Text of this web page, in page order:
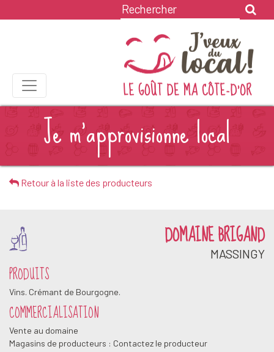
Je m'approvisionne local
Retour à la liste des producteurs
DOMAINE BRIGAND
MASSINGY
PRODUITS
Vins. Crémant de Bourgogne.
COMMERCIALISATION
Vente au domaine
Magasins de producteurs : Contactez le producteur